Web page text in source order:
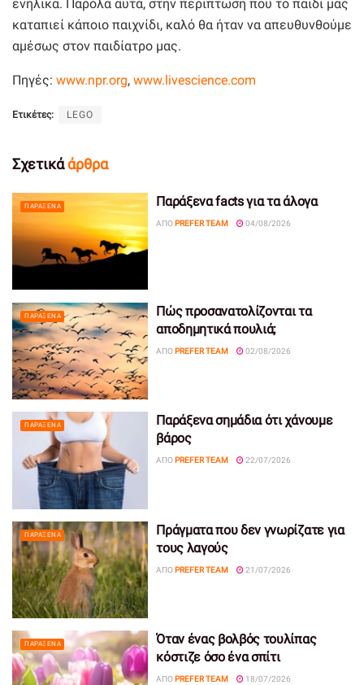
ενήλικα. Παρόλα αυτά, στην περίπτωση που το παιδί μας
καταπιεί κάποιο παιχνίδι, καλό θα ήταν να απευθυνθούμε
αμέσως στον παιδίατρο μας.
Πηγές: www.npr.org, www.livescience.com
Ετικέτες: LEGO
Σχετικάάρθρα
ΠΑΡΆΞΕΝΑ Παράξενα facts για τα άλογα
ΑΠΌ PREFER TEAM 04/08/2026
ΠΑΡΆΞΕΝΑ
Πώς προσανατολίζονται τα
αποδημητικά πουλιά;
ΑΠΌ PREFER TEAM 02/08/2026
ΠΑΡΆΞΕΝΑ
Παράξενα σημάδια ότι χάνουμε
βάρος
ΑΠΌ PREFER TEAM 22/07/2026
ΠΑΡΆΞΕΝΑ
Πράγματα που δεν γνωρίζατε για
τους λαγούς
ΑΠΌ PREFER TEAM 21/07/2026
ΠΑΡΆΞΕΝΑ
Όταν ένας βολβός τουλίπας
κόστιζε όσο ένα σπίτι
ΑΠΌ PREFER TEAM 18/07/2026